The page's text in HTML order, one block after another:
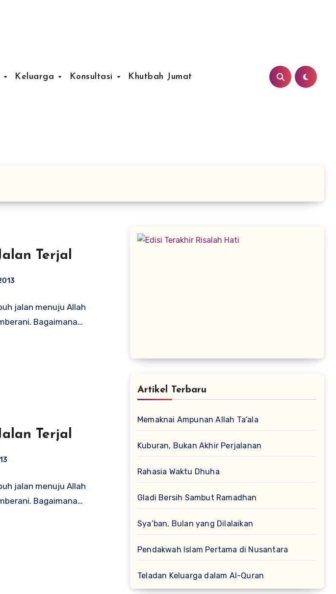
Keluarga Konsultasi Khutbah Jumat
Terjal
jalan menuju Allah
Bagaimana…
Terjal
jalan menuju Allah
Bagaimana…
Artikel Terbaru
Memaknai Ampunan Allah Ta’ala
Kuburan, Bukan Akhir Perjalanan
Rahasia Waktu Dhuha
Gladi Bersih Sambut Ramadhan
Sya’ban, Bulan yang Dilalaikan
Pendakwah Islam Pertama di Nusantara
Teladan Keluarga dalam Al-Quran